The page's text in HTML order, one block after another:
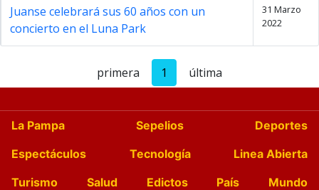
Juanse celebrará sus 60 años con un
concierto en el Luna Park
31 Marzo
2022
primera 1 última
La Pampa Sepelios
Deportes
Espectáculos
Tecnología
Linea Abierta
Turismo
Salud Edictos País
Mundo